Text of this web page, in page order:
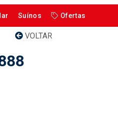
Suínos Ofertas
VOLTAR